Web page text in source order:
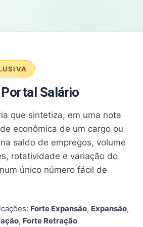
Salário
que sintetiza, em uma nota
econômica de um cargo ou
saldo de empregos, volume
rotatividade e variação do
único número fácil de
Forte Expansão, Expansão,
, Forte Retração